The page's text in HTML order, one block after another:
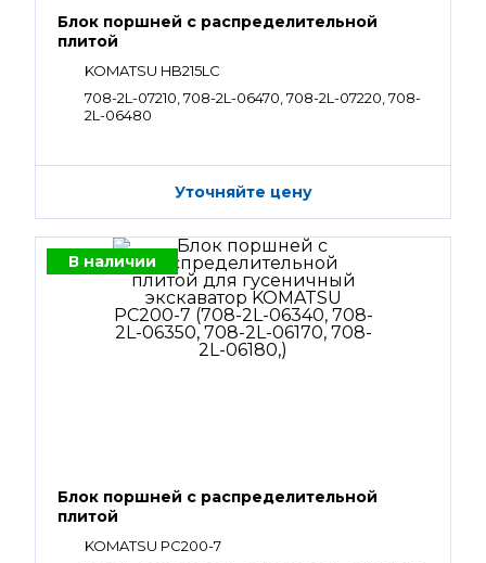
Блок поршней c распределительной
плитой
KOMATSU HB215LC
708-2L-07210, 708-2L-06470, 708-2L-07220, 708-
2L-06480
Уточняйте цену
В наличии
Блок поршней c распределительной
плитой
KOMATSU PC200-7